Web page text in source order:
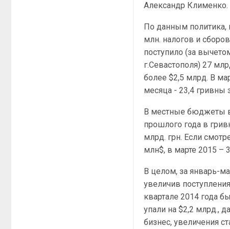
Александр Клименко.
По данным политика,
млн. налогов и
поступило (за
г.Севастополя) 27
более $2,5 млрд. В
месяца - 23,4 гривны
В местные бюджеты в
прошлого года в
млрд. грн. Если
млн$, в марте 2015 –
В целом, за январь-
увеличив
квартале 2014 года
упали на $2,2 млрд.,
бизнес, увеличения